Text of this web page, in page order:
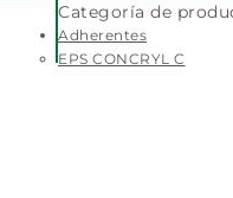
Categoría de
Adherentes
EPS CONCRYL C